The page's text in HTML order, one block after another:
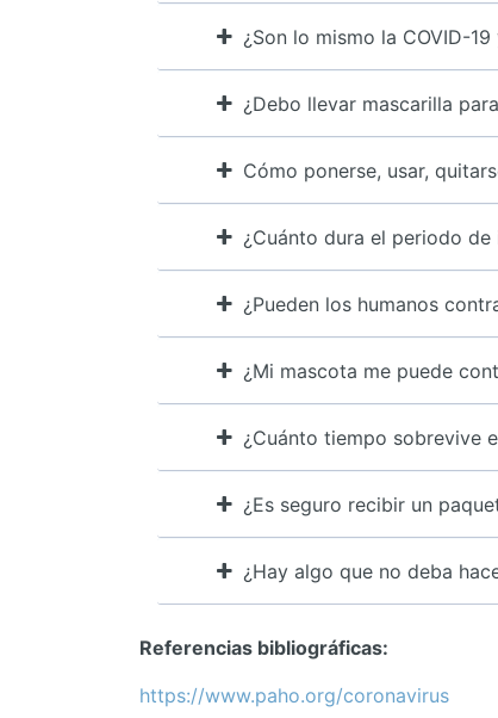
¿Son lo mismo la COVID-19
¿Debo llevar mascarilla
Cómo ponerse, usar,
¿Cuánto dura el periodo de
¿Pueden los humanos
¿Mi mascota me puede
¿Cuánto tiempo sobrevive
¿Es seguro recibir un
¿Hay algo que no deba
Referencias bibliográficas:
https://www.paho.org/coronavirus